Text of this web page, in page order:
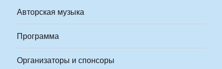
Авторская музыка
Программа
Организаторы и спонсоры